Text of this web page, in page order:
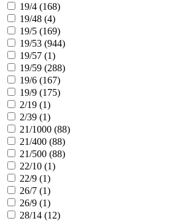
19/4 (168)
19/48 (4)
19/5 (169)
19/53 (944)
19/57 (1)
19/59 (288)
19/6 (167)
19/9 (175)
2/19 (1)
2/39 (1)
21/1000 (88)
21/400 (88)
21/500 (88)
22/10 (1)
22/9 (1)
26/7 (1)
26/9 (1)
28/14 (12)